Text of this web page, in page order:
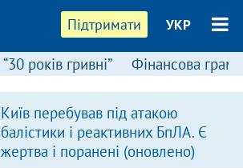
Підтримати УКР
“30 років гривні” Фінансова
Київ перебував під атакою
балістики і реактивних БпЛА. Є
жертва і поранені (оновлено)